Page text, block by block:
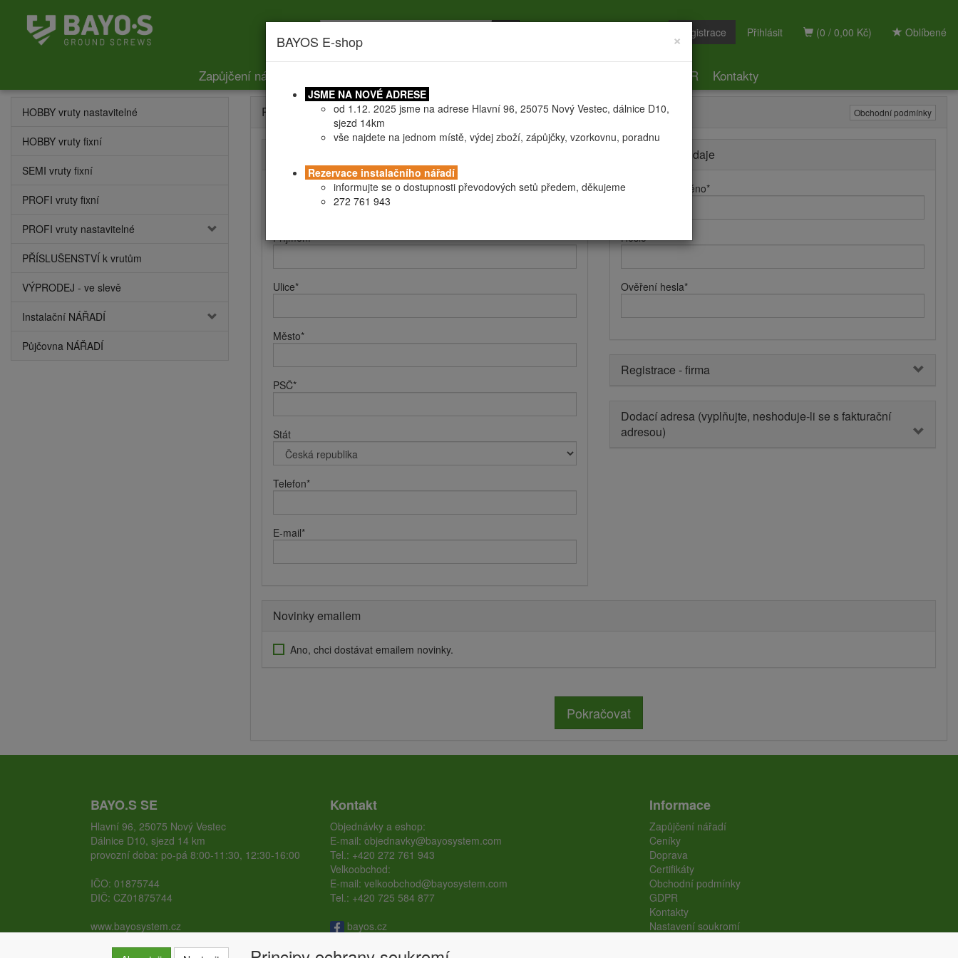
(0 / 0,00 Kč) Oblíbené
Registrace Přihlásit
Zapůjčení nářadí GDPR Kontakty
HOBBY vruty nastavitelné
HOBBY vruty fixní
SEMI vruty fixní
PROFI vruty fixní
PROFI vruty nastavitelné
PŘÍSLUŠENSTVÍ k vrutům
VÝPRODEJ - ve slevě
Instalační NÁŘADÍ
Půjčovna NÁŘADÍ
Registrace Obchodní podmínky
Příjmení*
Ulice*
Město*
PSČ*
Stát
Telefon*
E-mail*
Přihlašovací údaje
Přihlašovací jméno*
Heslo*
Ověření hesla*
Registrace - firma
Dodací adresa (vyplňujte, neshoduje-li se s fakturační
adresou)
Novinky emailem
Ano, chci dostávat emailem novinky.
Pokračovat
BAYO.S SE
Hlavní 96, 25075 Nový Vestec
Dálnice D10, sjezd 14 km
provozní doba: po-pá 8:00-11:30, 12:30-16:00
IČO: 01875744
DIČ: CZ01875744
www.bayosystem.cz
Kontakt
Objednávky a eshop:
E-mail: objednavky@bayosystem.com
Tel.: +420 272 761 943
Velkoobchod:
E-mail: velkoobchod@bayosystem.com
Tel.: +420 725 584 877
bayos.cz
Informace
Zapůjčení nářadí
Ceníky
Doprava
Certifikáty
Obchodní podmínky
GDPR
Kontakty
Nastavení soukromí
×
BAYOS E-shop
JSME NA NOVÉ ADRESE
od 1.12. 2025 jsme na adrese Hlavní 96, 25075 Nový Vestec, dálnice D10,
sjezd 14km
vše najdete na jednom místě, výdej zboží, zápůjčky, vzorkovnu, poradnu
Rezervace instalačního nářadí
informujte se o dostupnosti převodových setů předem, děkujeme
272 761 943